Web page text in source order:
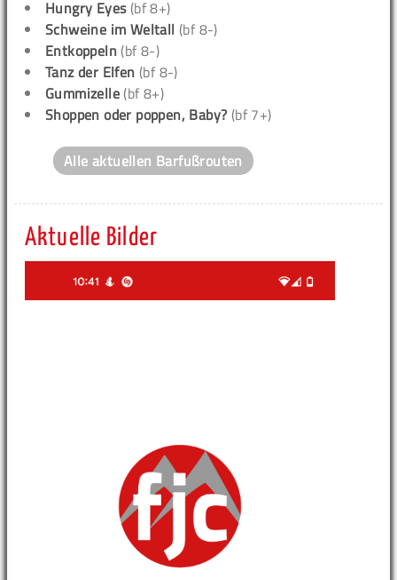
Hungry Eyes(bf 8+)
Schweine im Weltall (bf 8-)
Entkoppeln (bf 8-)
Tanz der Elfen (bf 8-)
Gummizelle (bf 8+)
Shoppen oder poppen, Baby? (bf 7+)
Alle aktuellen Barfußrouten
Aktuelle Bilder